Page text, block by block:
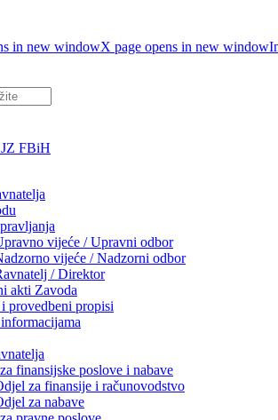
in new windowX page opens in new window
vijeće / Upravni odbor
vijeće / Nadzorni odbor
/ Direktor
akti Zavoda
provedbeni propisi
finansijske poslove i nabave
za finansije i računovodstvo
za nabave